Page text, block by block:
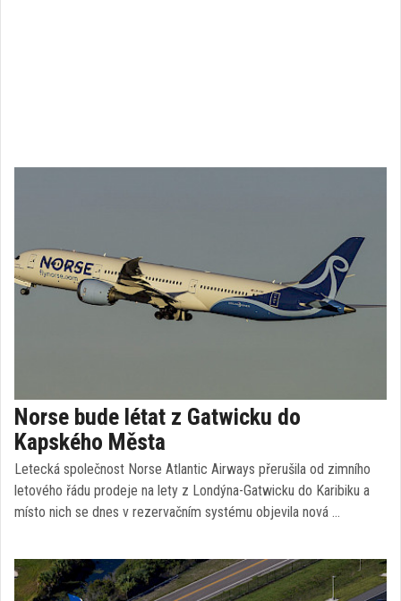
Norse bude létat z Gatwicku do
Kapského Města
Letecká společnost Norse Atlantic Airways přerušila od zimního
letového řádu prodeje na lety z Londýna-Gatwicku do Karibiku a
místo nich se dnes v rezervačním systému objevila nová …